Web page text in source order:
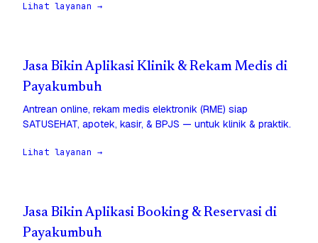
Lihat layanan →
Jasa Bikin Aplikasi Klinik & Rekam Medis di
Payakumbuh
Antrean online, rekam medis elektronik (RME) siap
SATUSEHAT, apotek, kasir, & BPJS — untuk klinik & praktik.
Lihat layanan →
Jasa Bikin Aplikasi Booking & Reservasi di
Payakumbuh